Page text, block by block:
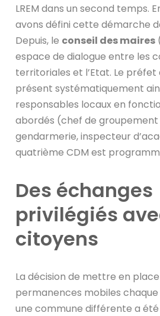
LREM dans un second temps.
avons défini cette démarche
Depuis, le conseil des maires
espace de dialogue entre les
territoriales et l’Etat. Le préfet
présent systématiquement
responsables locaux en
abordés (chef de groupement
gendarmerie, inspecteur
quatrième CDM est
Des échanges
privilégiés
citoyens
La décision de mettre en
permanences mobiles
une commune différente a